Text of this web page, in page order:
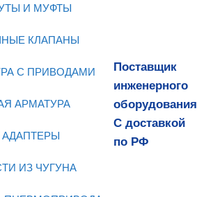
И МУФТЫ
КЛАПАНЫ
С ПРИВОДАМИ
АРМАТУРА
ИЗ ЧУГУНА
Поставщик
инженерного
оборудования
С доставкой
по РФ